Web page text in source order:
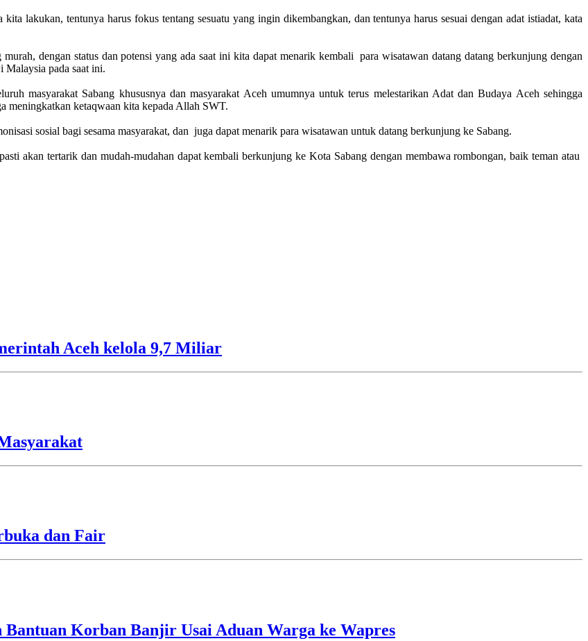
lakukan, tentunya harus fokus tentang sesuatu yang ingin dikembangkan, dan tentunya harus sesuai dengan adat istiadat, kata
dengan status dan potensi yang ada saat ini kita dapat menarik kembali para wisatawan datang datang berkunjung dengan
Malaysia pada saat ini.
masyarakat Sabang khususnya dan masyarakat Aceh umumnya untuk terus melestarikan Adat dan Budaya Aceh sehingga
meningkatkan ketaqwaan kita kepada Allah SWT.
sosial bagi sesama masyarakat, dan juga dapat menarik para wisatawan untuk datang berkunjung ke Sabang.
akan tertarik dan mudah-mudahan dapat kembali berkunjung ke Kota Sabang dengan membawa rombongan, baik teman atau
Aceh kelola 9,7 Miliar
dan Fair
Korban Banjir Usai Aduan Warga ke Wapres